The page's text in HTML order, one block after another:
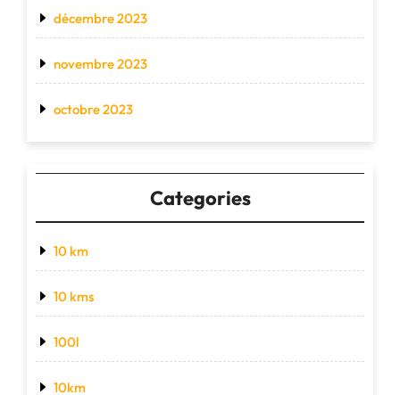
décembre 2023
novembre 2023
octobre 2023
Categories
10 km
10 kms
100l
10km